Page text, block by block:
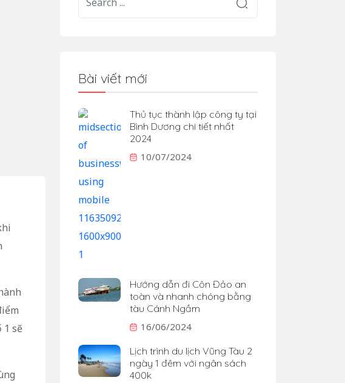
1 sẽ
Bài viết mới
Thủ tục thành lập công ty tại
Bình Dương chi tiết nhất
2024
10/07/2024
Hướng dẫn đi Côn Đảo an
toàn và nhanh chóng bằng
tàu Cánh Ngầm
16/06/2024
Lịch trình du lịch Vũng Tàu 2
ngày 1 đêm với ngân sách
400k